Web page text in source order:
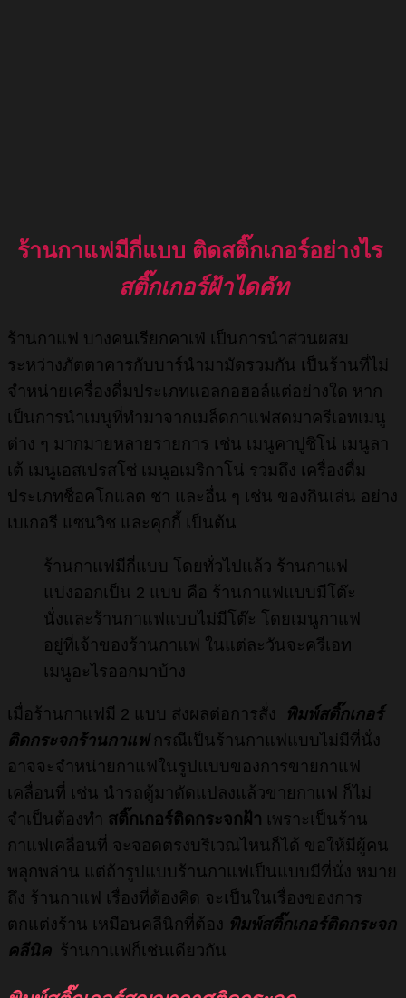
ร้านกาแฟมีกี่แบบ ติดสติ๊กเกอร์อย่างไร
สติ๊กเกอร์ฝ้าไดคัท
ร้านกาแฟ บางคนเรียกคาเฟ่ เป็นการนำส่วนผสม
ระหว่างภัตตาคารกับบาร์นำมามัดรวมกัน เป็นร้านที่ไม่
จำหน่ายเครื่องดื่มประเภทแอลกอฮอล์แต่อย่างใด หาก
เป็นการนำเมนูที่ทำมาจากเมล็ดกาแฟสดมาครีเอทเมนู
ต่าง ๆ มากมายหลายรายการ เช่น เมนูคาปูชิโน่ เมนูลา
เต้ เมนูเอสเปรสโซ่ เมนูอเมริกาโน่ รวมถึง เครื่องดื่ม
ประเภทช็อคโกแลต ชา และอื่น ๆ เช่น ของกินเล่น อย่าง
เบเกอรี แซนวิช และคุกกี้ เป็นต้น
ร้านกาแฟมีกี่แบบ โดยทั่วไปแล้ว ร้านกาแฟ
แบ่งออกเป็น 2 แบบ คือ ร้านกาแฟแบบมีโต๊ะ
นั่งและร้านกาแฟแบบไม่มีโต๊ะ โดยเมนูกาแฟ
อยู่ที่เจ้าของร้านกาแฟ ในแต่ละวันจะครีเอท
เมนูอะไรออกมาบ้าง
เมื่อร้านกาแฟมี 2 แบบ ส่งผลต่อการสั่ง
พิมพ์สติ๊กเกอร์
ติดกระจกร้านกาแฟ กรณีเป็นร้านกาแฟแบบไม่มีที่นั่ง
อาจจะจำหน่ายกาแฟในรูปแบบของการขายกาแฟ
เคลื่อนที่ เช่น นำรถตู้มาดัดแปลงแล้วขายกาแฟ ก็ไม่
จำเป็นต้องทำ สติ๊กเกอร์ติดกระจกฝ้า เพราะเป็นร้าน
กาแฟเคลื่อนที่ จะจอดตรงบริเวณไหนก็ได้ ขอให้มีผู้คน
พลุกพล่าน แต่ถ้ารูปแบบร้านกาแฟเป็นแบบมีที่นั่ง หมาย
ถึง ร้านกาแฟ เรื่องที่ต้องคิด จะเป็นในเรื่องของการ
ตกแต่งร้าน เหมือนคลีนิกที่ต้อง พิมพ์สติ๊กเกอร์ติดกระจก
คลีนิค ร้านกาแฟก็เช่นเดียวกัน